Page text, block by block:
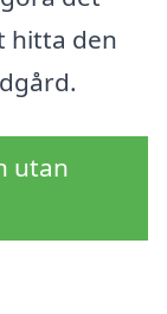
hitta den
utan